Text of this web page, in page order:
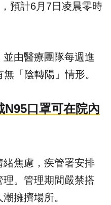
預計6月7日凌晨零時
由醫療團隊每週進
「陰轉陽」情形。
口罩可在院內
焦慮，疾管署安排
。管理期間嚴禁搭
擁擠場所。